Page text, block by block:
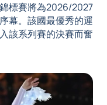
標賽將為2026/2027
幕。該國最優秀的運
該系列賽的決賽而奮